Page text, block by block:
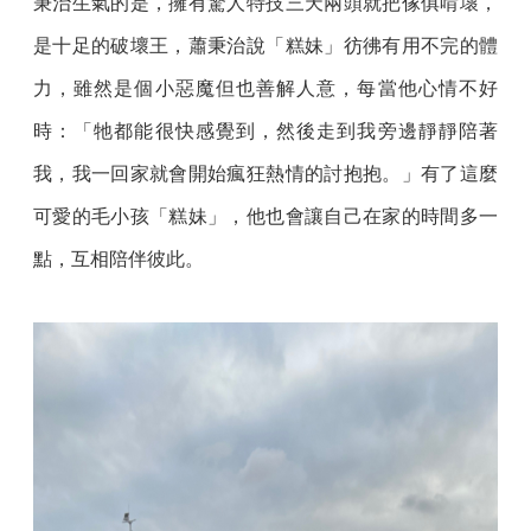
是十足的破壞王，蕭秉治說「糕妹」彷彿有用不完的體
力，雖然是個小惡魔但也善解人意，每當他心情不好
時：「牠都能很快感覺到，然後走到我旁邊靜靜陪著
我，我一回家就會開始瘋狂熱情的討抱抱。」有了這麼
可愛的毛小孩「糕妹」，他也會讓自己在家的時間多一
點，互相陪伴彼此。